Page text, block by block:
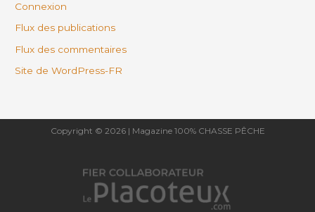
Connexion
Flux des publications
Flux des commentaires
Site de WordPress-FR
Copyright © 2026 | Magazine 100% CHASSE PÊCHE